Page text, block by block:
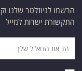
הרשמו לניוזלטר שלנו
התקשורת ישרות למייל